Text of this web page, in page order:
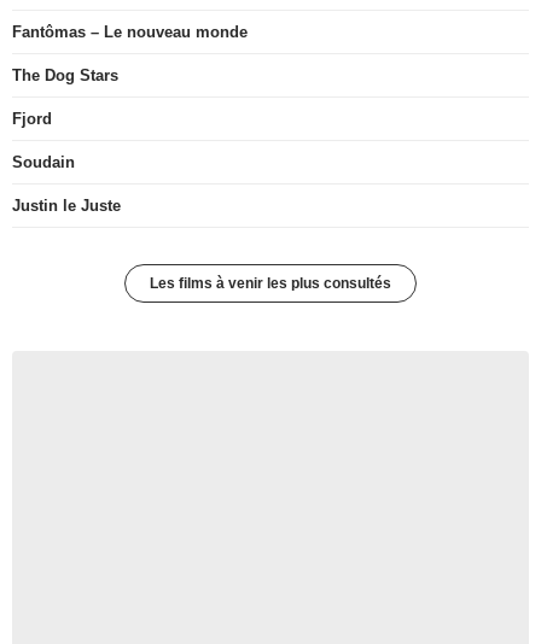
Fantômas – Le nouveau monde
The Dog Stars
Fjord
Soudain
Justin le Juste
Les films à venir les plus consultés